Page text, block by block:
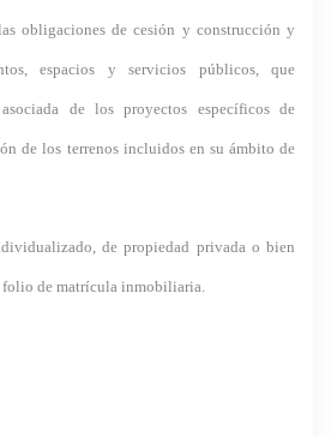
obligaciones de cesión y construcción y
espacios y servicios públicos, que
de los proyectos específicos de
de los terrenos incluidos en su ámbito de
de propiedad privada o bien
de matrícula inmobiliaria.